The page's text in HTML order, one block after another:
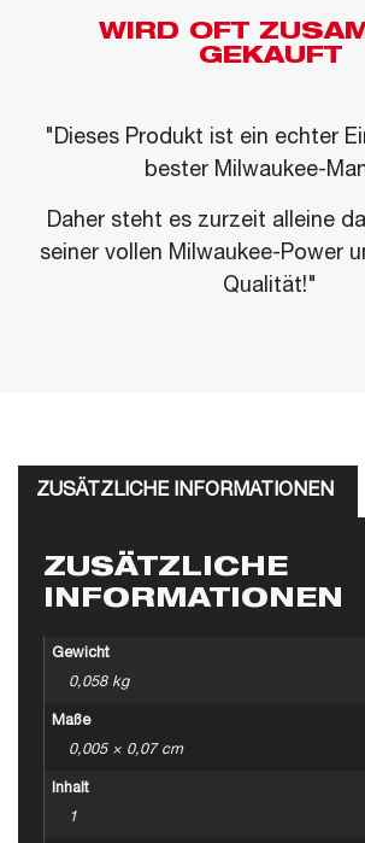
WIRD OFT
GEKAUFT
"Dieses Produkt ist ein echter
bester Milwaukee-
Daher steht es zurzeit alleine
seiner vollen Milwaukee-Power
Qualität!"
ZUSÄTZLICHE INFORMATIONEN
ZUSÄTZLICHE
INFORMATIONEN
Gewicht
0,058 kg
Maße
0,005 × 0,07 cm
Inhalt
1